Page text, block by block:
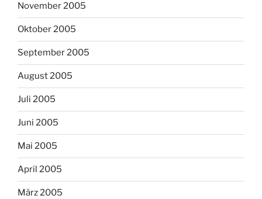
November 2005
Oktober 2005
September 2005
August 2005
Juli 2005
Juni 2005
Mai 2005
April 2005
März 2005